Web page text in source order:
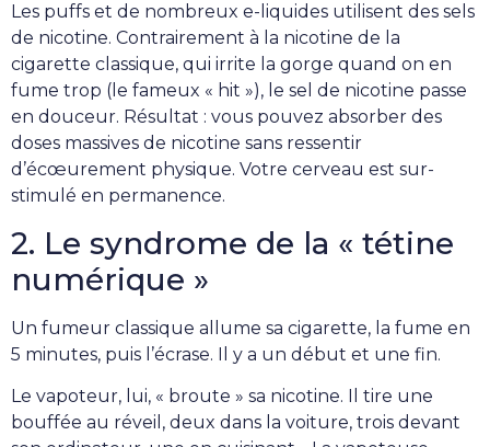
Les puffs et de nombreux e-liquides utilisent des sels
de nicotine. Contrairement à la nicotine de la
cigarette classique, qui irrite la gorge quand on en
fume trop (le fameux « hit »), le sel de nicotine passe
en douceur. Résultat : vous pouvez absorber des
doses massives de nicotine sans ressentir
d’écœurement physique. Votre cerveau est sur-
stimulé en permanence.
2. Le syndrome de la « tétine
numérique »
Un fumeur classique allume sa cigarette, la fume en
5 minutes, puis l’écrase. Il y a un début et une fin.
Le vapoteur, lui, « broute » sa nicotine. Il tire une
bouffée au réveil, deux dans la voiture, trois devant